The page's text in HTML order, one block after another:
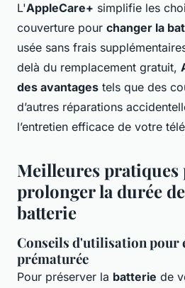
L'AppleCare+ simplifie les
couverture pour changer la
usée sans frais
delà du remplacement gratuit,
des avantages tels que des
d’autres réparations
l’entretien efficace de votre
Meilleures pratiques
prolonger la durée
batterie
Conseils d'utilisation pour
prématurée
Pour préserver la batterie de